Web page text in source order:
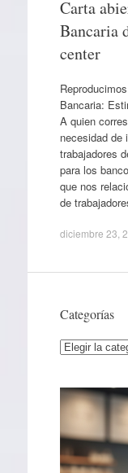
Carta
Bancaria
center
Bancaria:
A quien
necesidad de
trabajadores
para los
que nos
de
diciembre 23,
Categorías
Categorías